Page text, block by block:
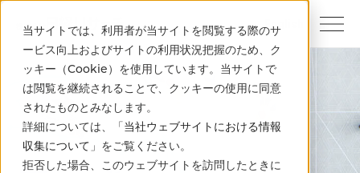
当サイトでは、利用者が当サイトを閲覧する際のサ
ービス向上およびサイトの利用状況把握のため、ク
ッキー（Cookie）を使用しています。当サイトで
は閲覧を継続されることで、クッキーの使用に同意
されたものとみなします。
詳細については、「 当社ウェブサイトにおける情報
収集について」をご覧ください。
拒否した場合、このウェブサイトを訪問したときに
English